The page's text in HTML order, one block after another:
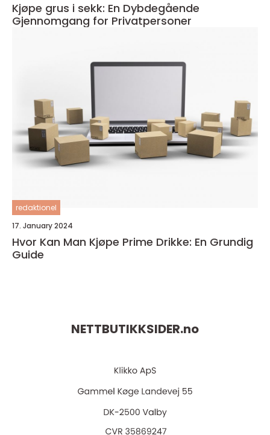
Kjøpe grus i sekk: En Dybdegående
Gjennomgang for Privatpersoner
redaktionel
17. January 2024
Hvor Kan Man Kjøpe Prime Drikke: En Grundig
Guide
NETTBUTIKKSIDER.no